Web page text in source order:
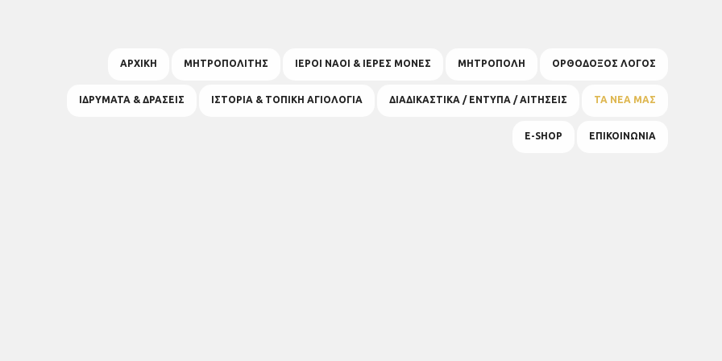
ΑΡΧΙΚΗ ΜΗΤΡΟΠΟΛΙΤΗΣ ΙΕΡΟΙ ΝΑΟΙ & ΙΕΡΕΣ ΜΟΝΕΣ ΜΗΤΡΟΠΟΛΗ ΟΡΘΟΔΟΞΟΣ ΛΟΓΟΣ
ΙΔΡΥΜΑΤΑ & ΔΡΑΣΕΙΣ ΙΣΤΟΡΙΑ & ΤΟΠΙΚΗ ΑΓΙΟΛΟΓΙΑ ΔΙΑΔΙΚΑΣΤΙΚΑ / ΕΝΤΥΠΑ / ΑΙΤΗΣΕΙΣ ΤΑ ΝΕΑ ΜΑΣ
E-SHOP ΕΠΙΚΟΙΝΩΝΙΑ